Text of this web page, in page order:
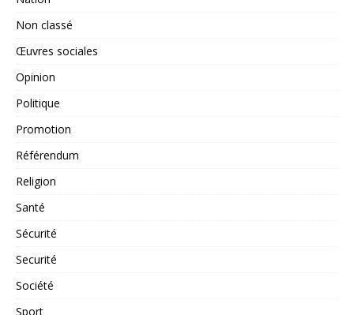
Non classé
Œuvres sociales
Opinion
Politique
Promotion
Référendum
Religion
Santé
Sécurité
Securité
Société
Sport